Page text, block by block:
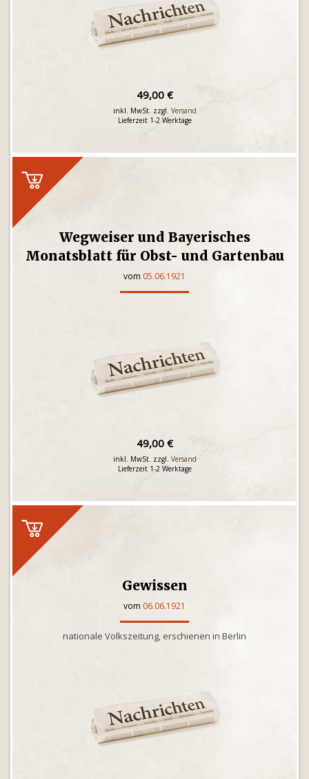
49,00 €
inkl. MwSt. zzgl. Versand
Lieferzeit 1-2 Werktage
Wegweiser und Bayerisches
Monatsblatt für Obst- und Gartenbau
vom 05.06.1921
49,00 €
inkl. MwSt. zzgl. Versand
Lieferzeit 1-2 Werktage
Gewissen
vom 06.06.1921
nationale Volkszeitung, erschienen in Berlin